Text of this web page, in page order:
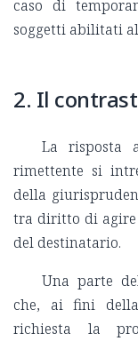
caso di
soggetti abilitati
2. Il
La risposta
rimettente si
della
tra diritto di
del destinatario.
Una parte
che, ai fini
richiesta la